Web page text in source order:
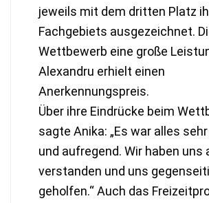
jeweils mit dem dritten Platz
Fachgebiets ausgezeichnet.
Wettbewerb eine große
Alexandru erhielt einen
Anerkennungspreis.
Über ihre Eindrücke beim
sagte Anika: „Es war alles
und aufregend. Wir haben uns
verstanden und uns
geholfen.“ Auch das